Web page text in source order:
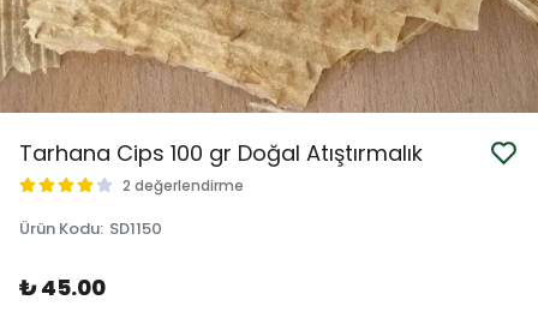
Tarhana Cips 100 gr Doğal Atıştırmalık
2 değerlendirme
Ürün Kodu: SD1150
₺ 45.00